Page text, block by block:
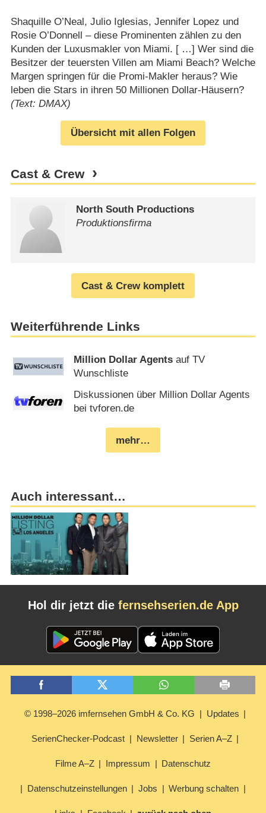
Shaquille O’Neal, Julio Iglesias, Jennifer Lopez und
Rosie O’Donnell – diese Prominenten zählen zu den
Kunden der Luxusmakler von Miami. [ …] Wer sind die
Besitzer der teuersten Villen am Miami Beach? Welche
Margen springen für die Promi-Makler heraus? Wie
leben die Stars in ihren 50 Millionen Dollar-Häusern?
(Text: DMAX)
Übersicht mit allen Folgen
Cast & Crew
North South Productions
Produktionsfirma
Cast & Crew komplett
Weiterführende Links
Million Dollar Agents auf TV
Wunschliste
Diskussionen über Million Dollar Agents
bei tvforen.de
mehr…
Auch interessant…
Hol dir jetzt die fernsehserien.de App
© 1998–2026 imfernsehen GmbH & Co. KG Updates
SerienChecker-Podcast Newsletter Serien A–Z
Filme A–Z Impressum Datenschutz
Datenschutzeinstellungen Jobs Werbung schalten